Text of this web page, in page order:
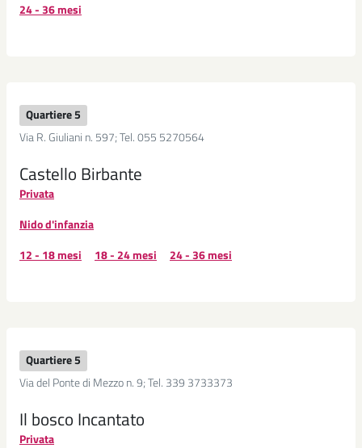
24 - 36 mesi
Quartiere 5
Via R. Giuliani n. 597; Tel. 055 5270564
Castello Birbante
Privata
Nido d'infanzia
12 - 18 mesi
18 - 24 mesi 24 - 36 mesi
Quartiere 5
Via del Ponte di Mezzo n. 9; Tel. 339 3733373
Il bosco Incantato
Privata